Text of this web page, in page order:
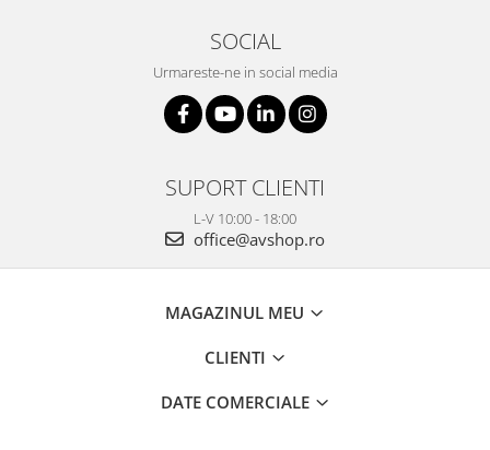
SOCIAL
Urmareste-ne in social media
SUPORT CLIENTI
L-V 10:00 - 18:00
office@avshop.ro
MAGAZINUL MEU
CLIENTI
DATE COMERCIALE